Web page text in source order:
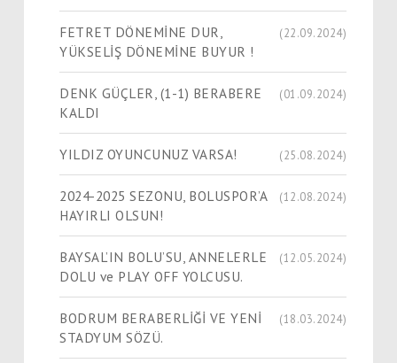
FETRET DÖNEMİNE DUR,
YÜKSELİŞ DÖNEMİNE BUYUR !
(22.09.2024)
DENK GÜÇLER, (1-1) BERABERE
KALDI
(01.09.2024)
YILDIZ OYUNCUNUZ VARSA! (25.08.2024)
2024-2025 SEZONU, BOLUSPOR’A
HAYIRLI OLSUN!
(12.08.2024)
BAYSAL’IN BOLU’SU, ANNELERLE
DOLU ve PLAY OFF YOLCUSU.
(12.05.2024)
BODRUM BERABERLİĞİ VE YENİ
STADYUM SÖZÜ.
(18.03.2024)